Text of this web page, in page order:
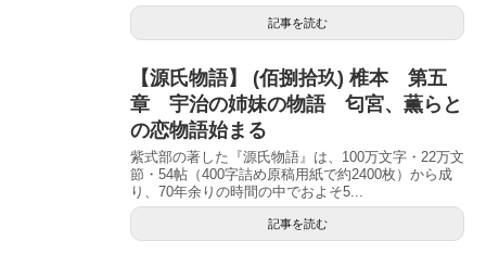
記事を読む
【源氏物語】 (佰捌拾玖) 椎本 第五
章 宇治の姉妹の物語 匂宮、薫らと
の恋物語始まる
紫式部の著した『源氏物語』は、100万文字・22万文
節・54帖（400字詰め原稿用紙で約2400枚）から成
り、70年余りの時間の中でおよそ5...
記事を読む